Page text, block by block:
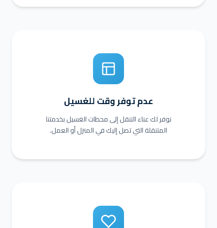
عدم توفر وقت للغسيل
نوفر لك عناء التنقل إلى محطات الغسيل بخدمتنا
المتنقلة التي تصل إليك في المنزل أو العمل.